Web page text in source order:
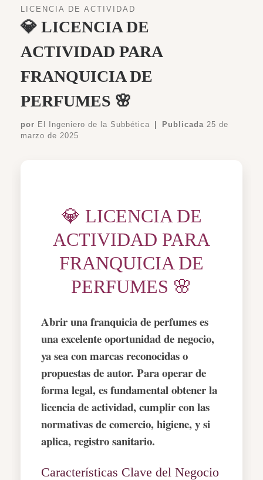
LICENCIA DE ACTIVIDAD
💎 LICENCIA DE
ACTIVIDAD PARA
FRANQUICIA DE
PERFUMES 🌸
por El Ingeniero de la Subbética Publicada25 de
marzo de 2025
💎 LICENCIA DE
ACTIVIDAD PARA
FRANQUICIA DE
PERFUMES 🌸
Abrir una franquicia de perfumes es
una excelente oportunidad de negocio,
ya sea con marcas reconocidas o
propuestas de autor. Para operar de
forma legal, es fundamental obtener la
licencia de actividad, cumplir con las
normativas de comercio, higiene, y si
aplica, registro sanitario.
Características Clave del Negocio